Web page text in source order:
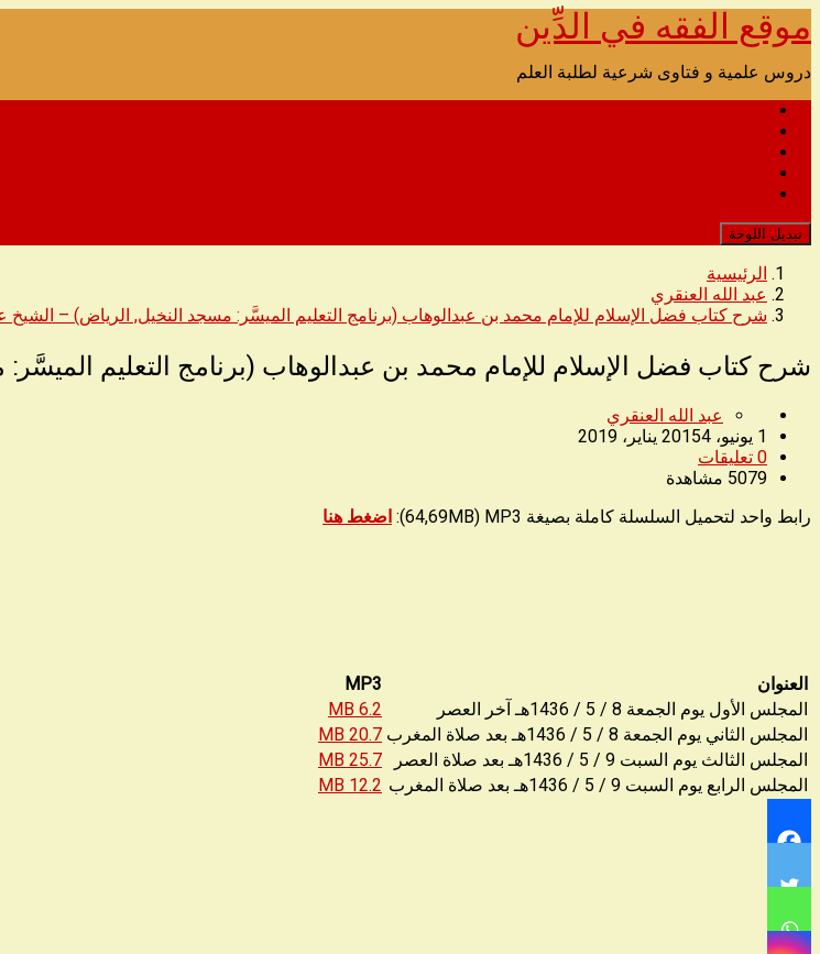
تخطى
الى
موقع الفقه في الدِّين
دروس علمية و فتاوى شرعية لطلبة العلم
تبديل اللوحة
الرئيسية
عبد الله العنقري
شرح كتاب فضل الإسلام للإمام محمد بن عبدالوهاب (برنامج التعليم الميسَّر: مسجد النخيل, الرياض) – الشيخ
شرح كتاب فضل الإسلام للإمام محمد بن عبدالوهاب (برنامج التعليم
عبد الله العنقري
1 يونيو، 2015
4 يناير، 2019
0 تعليقات
5079 مشاهدة
رابط واحد لتحميل السلسلة كاملة بصيغة 64,69MB) MP3):
اضغط هنا
العنوان
MP3
المجلس الأول يوم الجمعة 8 / 5 / 1436هـ آخر العصر
6.2 MB
المجلس الثاني يوم الجمعة 8 / 5 / 1436هـ بعد صلاة المغرب
20.7 MB
المجلس الثالث يوم السبت 9 / 5 / 1436هـ بعد صلاة العصر
25.7 MB
المجلس الرابع يوم السبت 9 / 5 / 1436هـ بعد صلاة المغرب
12.2 MB